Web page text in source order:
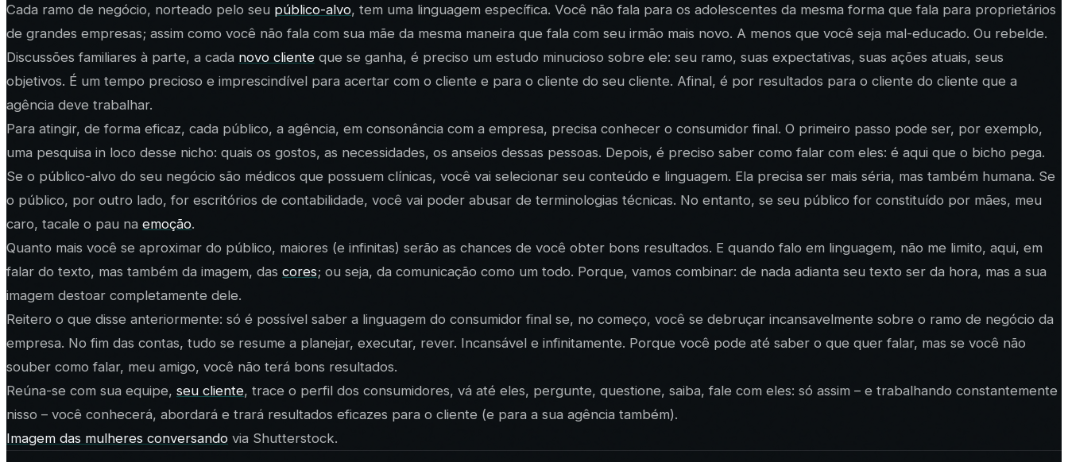
Cada ramo de negócio, norteado pelo seu público-alvo, tem uma linguagem específica. Você não fala para os adolescentes da mesma forma que fala para proprietários
de grandes empresas; assim como você não fala com sua mãe da mesma maneira que fala com seu irmão mais novo. A menos que você seja mal-educado. Ou rebelde.
Discussões familiares à parte, a cada novo cliente que se ganha, é preciso um estudo minucioso sobre ele: seu ramo, suas expectativas, suas ações atuais, seus
objetivos. É um tempo precioso e imprescindível para acertar com o cliente e para o cliente do seu cliente. Afinal, é por resultados para o cliente do cliente que a
agência deve trabalhar.
Para atingir, de forma eficaz, cada público, a agência, em consonância com a empresa, precisa conhecer o consumidor final. O primeiro passo pode ser, por exemplo,
uma pesquisa in loco desse nicho: quais os gostos, as necessidades, os anseios dessas pessoas. Depois, é preciso saber como falar com eles: é aqui que o bicho pega.
Se o público-alvo do seu negócio são médicos que possuem clínicas, você vai selecionar seu conteúdo e linguagem. Ela precisa ser mais séria, mas também humana. Se
o público, por outro lado, for escritórios de contabilidade, você vai poder abusar de terminologias técnicas. No entanto, se seu público for constituído por mães, meu
caro, tacale o pau na emoção.
Quanto mais você se aproximar do público, maiores (e infinitas) serão as chances de você obter bons resultados. E quando falo em linguagem, não me limito, aqui, em
falar do texto, mas também da imagem, das cores; ou seja, da comunicação como um todo. Porque, vamos combinar: de nada adianta seu texto ser da hora, mas a sua
imagem destoar completamente dele.
Reitero o que disse anteriormente: só é possível saber a linguagem do consumidor final se, no começo, você se debruçar incansavelmente sobre o ramo de negócio da
empresa. No fim das contas, tudo se resume a planejar, executar, rever. Incansável e infinitamente. Porque você pode até saber o que quer falar, mas se você não
souber como falar, meu amigo, você não terá bons resultados.
Reúna-se com sua equipe, seu cliente, trace o perfil dos consumidores, vá até eles, pergunte, questione, saiba, fale com eles: só assim – e trabalhando constantemente
nisso – você conhecerá, abordará e trará resultados eficazes para o cliente (e para a sua agência também).
Imagem das mulheres conversando via Shutterstock.